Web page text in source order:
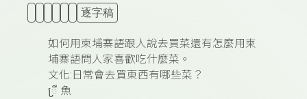
逐字稿
如何用柬埔寨語跟人說去買菜還有怎麼用柬
埔寨語問人家喜歡吃什麼菜。
文化:日常會去買東西有哪些菜？
្រី 魚